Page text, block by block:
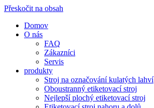
Přeskočit na obsah
Domov
O nás
FAQ
Zákazníci
Servis
produkty
Stroj na označování kulatých lahví
Oboustranný etiketovací stroj
Nejlepší plochý etiketovací stroj